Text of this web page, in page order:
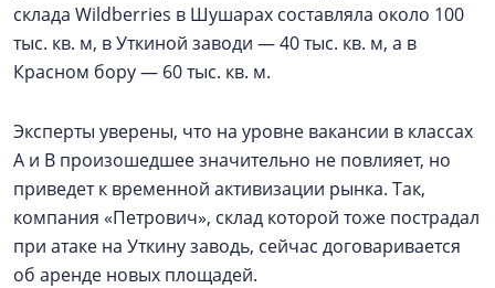
склада Wildberries в Шушарах составляла около 100
тыс. кв. м, в Уткиной заводи — 40 тыс. кв. м, а в
Красном бору — 60 тыс. кв. м.
Эксперты уверены, что на уровне вакансии в классах
А и В произошедшее значительно не повлияет, но
приведет к временной активизации рынка. Так,
компания «Петрович», склад которой тоже пострадал
при атаке на Уткину заводь, сейчас договаривается
об аренде новых площадей.